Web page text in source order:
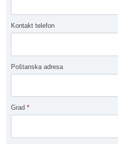
Kontakt telefon
Poštanska adresa
Grad *